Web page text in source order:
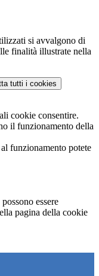
si avvalgono di
finalità illustrate nella
tutti i cookies
cookie consentire.
il funzionamento della
funzionamento potete
essere
pagina della cookie